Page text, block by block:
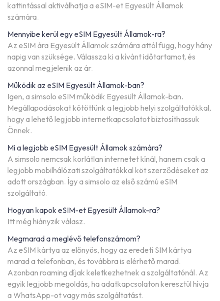
kattintással aktiválhatja a eSIM-et Egyesült Államok
számára.
Mennyibe kerül egy eSIM Egyesült Államok-ra?
Az eSIM ára Egyesült Államok számára attól függ, hogy hány
napig van szüksége. Válassza ki a kívánt időtartamot, és
azonnal megjelenik az ár.
Működik az eSIM Egyesült Államok-ban?
Igen, a simsolo eSIM működik Egyesült Államok-ban.
Megállapodásokat kötöttünk a legjobb helyi szolgáltatókkal,
hogy a lehető legjobb internetkapcsolatot biztosíthassuk
Önnek.
Mi a legjobb eSIM Egyesült Államok számára?
A simsolo nemcsak korlátlan internetet kínál, hanem csak a
legjobb mobilhálózati szolgáltatókkal köt szerződéseket az
adott országban. Így a simsolo az első számú eSIM
szolgáltató.
Hogyan kapok eSIM-et Egyesült Államok-ra?
Itt még hiányzik válasz.
Megmarad a meglévő telefonszámom?
Az eSIM kártya az előnyös, hogy az eredeti SIM kártya
marad a telefonban, és továbbra is elérhető marad.
Azonban roaming díjak keletkezhetnek a szolgáltatónál. Az
egyik legjobb megoldás, ha adatkapcsolaton keresztül hívja
a WhatsApp-ot vagy más szolgáltatást.